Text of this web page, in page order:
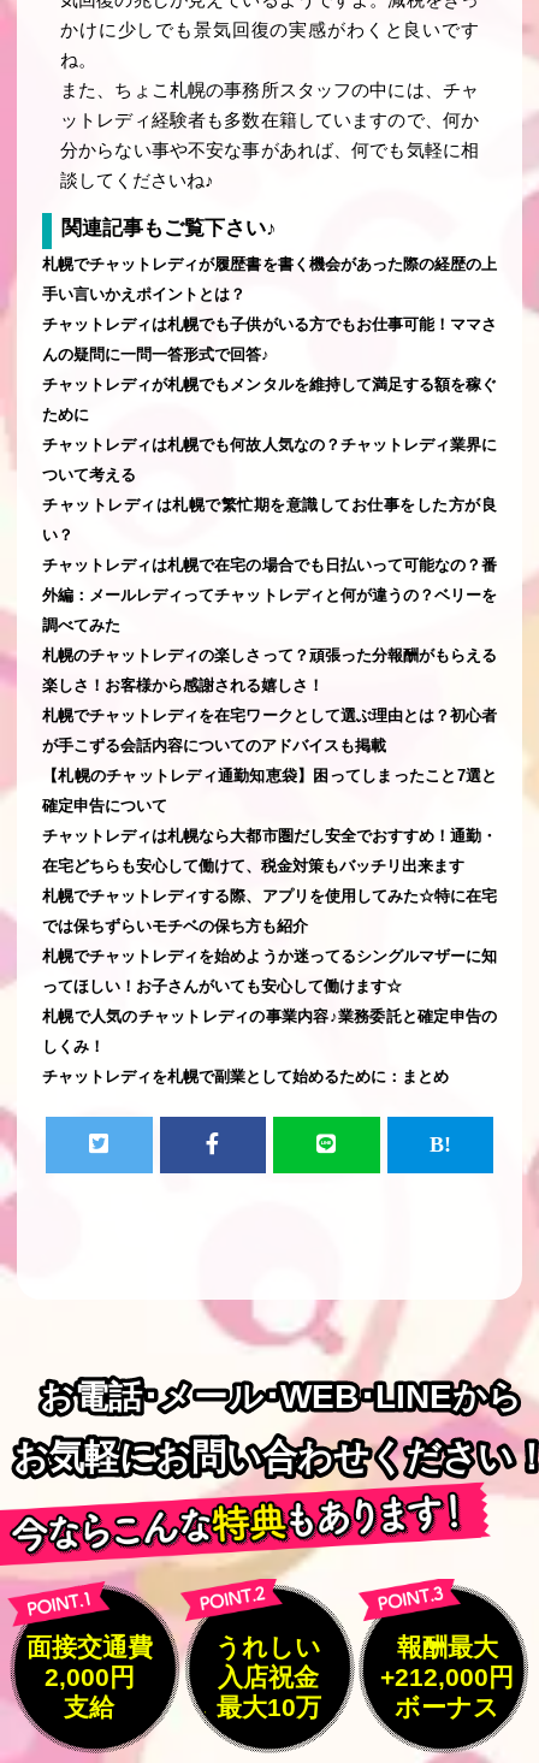
かけに少しでも景気回復の実感がわくと良いです
ね。
また、ちょこ札幌の事務所スタッフの中には、チャ
ットレディ経験者も多数在籍していますので、何か
分からない事や不安な事があれば、何でも気軽に相
談してくださいね♪
関連記事もご覧下さい♪
札幌でチャットレディが履歴書を書く機会があった際の経歴の上
手い言いかえポイントとは？
チャットレディは札幌でも子供がいる方でもお仕事可能！ママさ
んの疑問に一問一答形式で回答♪
チャットレディが札幌でもメンタルを維持して満足する額を稼ぐ
ために
チャットレディは札幌でも何故人気なの？チャットレディ業界に
ついて考える
チャットレディは札幌で繁忙期を意識してお仕事をした方が良
い？
チャットレディは札幌で在宅の場合でも日払いって可能なの？番
外編：メールレディってチャットレディと何が違うの？ベリーを
調べてみた
札幌のチャットレディの楽しさって？頑張った分報酬がもらえる
楽しさ！お客様から感謝される嬉しさ！
札幌でチャットレディを在宅ワークとして選ぶ理由とは？初心者
が手こずる会話内容についてのアドバイスも掲載
【札幌のチャットレディ通勤知恵袋】困ってしまったこと7選と
確定申告について
チャットレディは札幌なら大都市圏だし安全でおすすめ！通勤・
在宅どちらも安心して働けて、税金対策もバッチリ出来ます
札幌でチャットレディする際、アプリを使用してみた☆特に在宅
では保ちずらいモチベの保ち方も紹介
札幌でチャットレディを始めようか迷ってるシングルマザーに知
ってほしい！お子さんがいても安心して働けます☆
札幌で人気のチャットレディの事業内容♪業務委託と確定申告の
しくみ！
チャットレディを札幌で副業として始めるために：まとめ
お電話･メール･WEB･LINEから
お電話･メール･WEB･LINEから
お気軽にお問い合わせください
お気軽にお問い合わせください
面接交通費
2,000円
支給
うれしい
入店祝金
最大10万
報酬最大
+212,000円
ボーナス